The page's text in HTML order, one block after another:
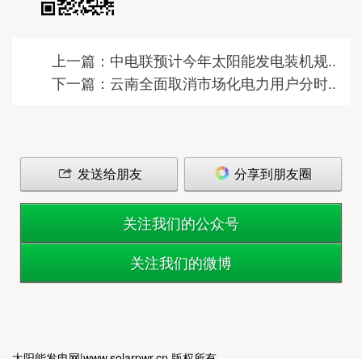
上一篇：中电联预计今年太阳能发电装机规..
下一篇：云南全面取消市场化电力用户分时..
发送给朋友 分享到朋友圈
关注我们的公众号
关注我们的微博